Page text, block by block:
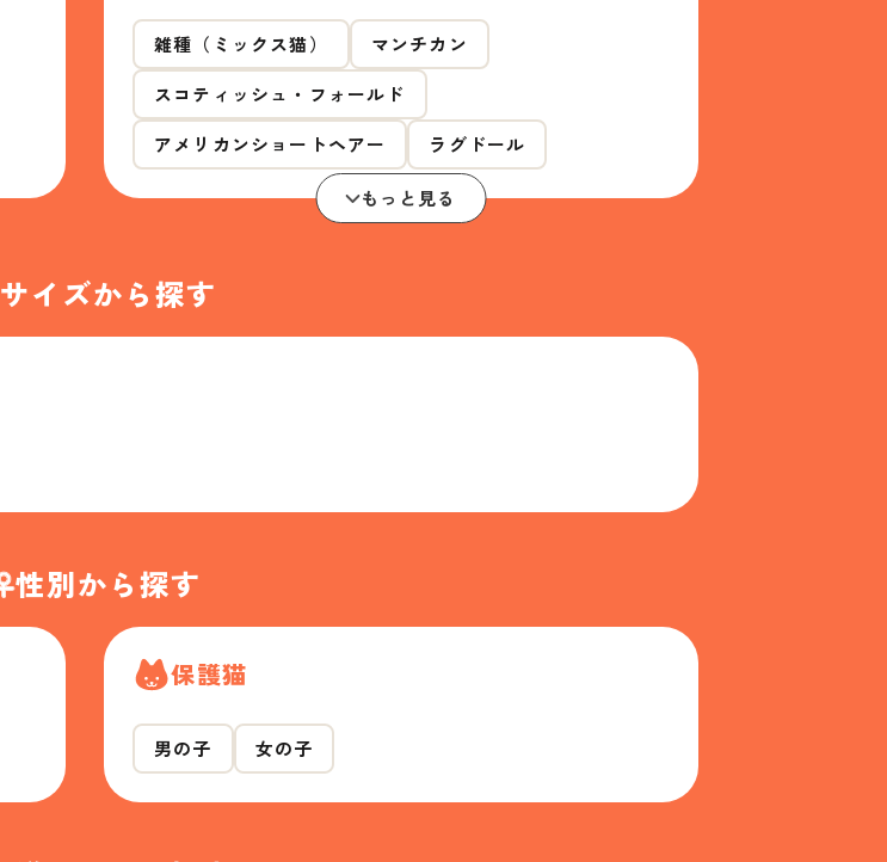
雑種（ミックス猫）
マンチカン
スコティッシュ・フォールド
アメリカンショートヘアー
ラグドール
もっと見る
サイズから探す
性別から探す
保護猫
男の子 女の子